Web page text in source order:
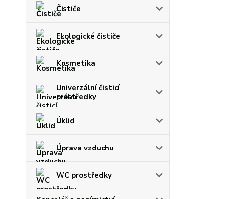
Čističe
Ekologické čističe
Kosmetika
Univerzální čisticí
prostředky
Úklid
Úprava vzduchu
WC prostředky